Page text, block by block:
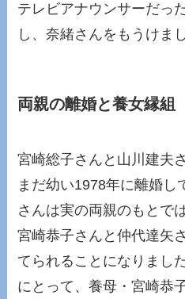
テレビアナウンサーだっ
し、奈緒さんをもうけま
両親の離婚と養女縁組
宮崎総子さんと山川建夫
まだ幼い1978年に離婚し
さんは実の両親のもとで
宮崎恭子さんと仲代達矢
てられることになりまし
にとって、養母・宮崎恭